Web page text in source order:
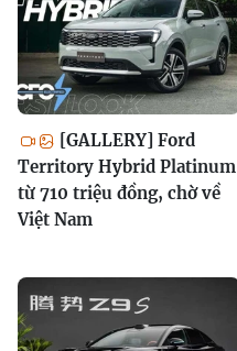
[GALLERY] Ford
Territory Hybrid Platinum
từ 710 triệu đồng, chờ về
Việt Nam